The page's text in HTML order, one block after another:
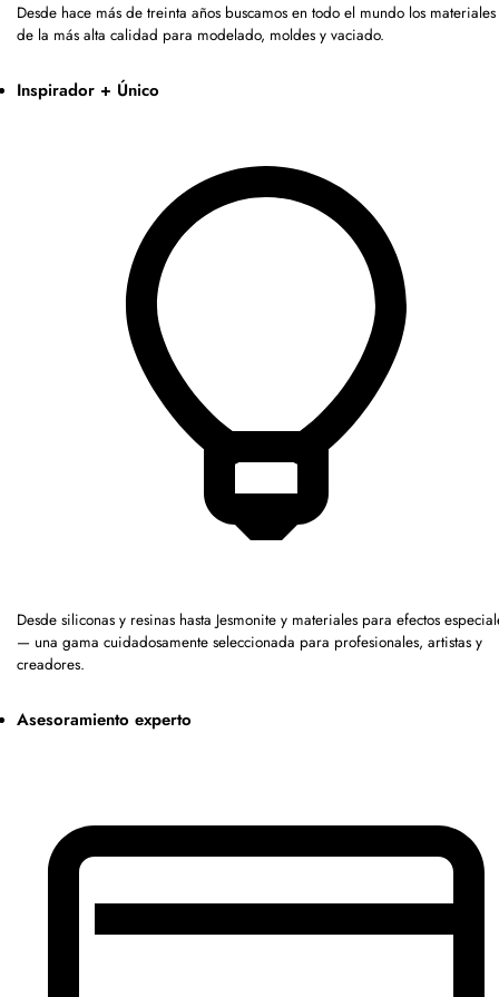
Desde hace más de treinta años buscamos en todo el mundo los materiales
de la más alta calidad para modelado, moldes y vaciado.
Inspirador + Único
Desde siliconas y resinas hasta Jesmonite y materiales para efectos
— una gama cuidadosamente seleccionada para profesionales, artistas y
creadores.
Asesoramiento experto